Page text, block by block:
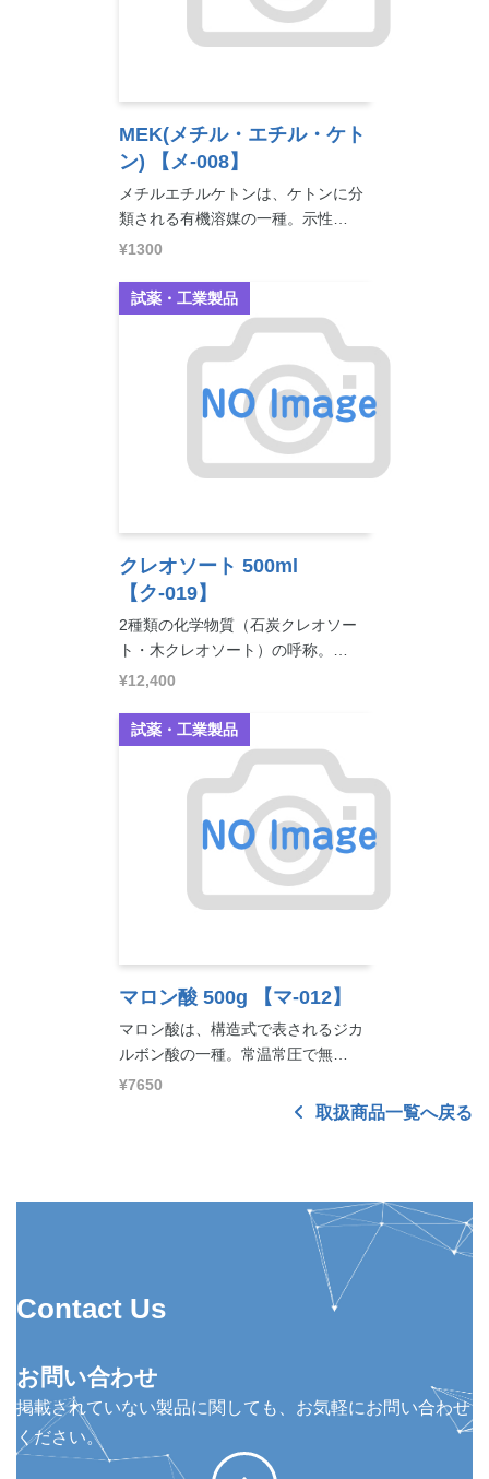
MEK(メチル・エチル・ケト
ン) 【メ-008】
メチルエチルケトンは、ケトンに分
類される有機溶媒の一種。示性…
¥1300
試薬・工業製品
クレオソート 500ml
【ク-019】
2種類の化学物質（石炭クレオソー
ト・木クレオソート）の呼称。…
¥12,400
試薬・工業製品
マロン酸 500g 【マ-012】
マロン酸は、構造式で表されるジカ
ルボン酸の一種。常温常圧で無…
¥7650
取扱商品一覧へ戻る
Contact Us
お問い合わせ
掲載されていない製品に関しても、お気軽にお問い合わせ
ください。